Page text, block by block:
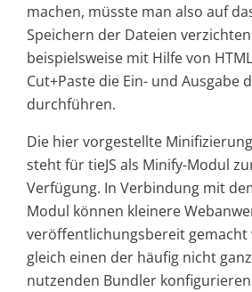
machen, müsste man also auf
Speichern der Dateien
beispielsweise mit Hilfe von
Cut+Paste die Ein- und Ausgabe
durchführen.
Die hier vorgestellte
steht für tieJS als Minify-Modul
Verfügung. In Verbindung mit
Modul können kleinere
veröffentlichungsbereit gemacht
gleich einen der häufig nicht
nutzenden Bundler